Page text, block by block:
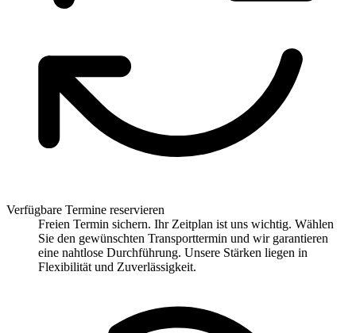
Verfügbare Termine reservieren
Freien Termin sichern. Ihr Zeitplan ist uns wichtig. Wählen
Sie den gewünschten Transporttermin und wir garantieren
eine nahtlose Durchführung. Unsere Stärken liegen in
Flexibilität und Zuverlässigkeit.